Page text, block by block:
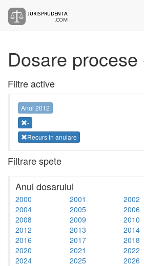
Dosare
Filtre active
Anul 2012
-
Recurs in anulare
Filtrare spete
Anul dosarului
2000 2001 2002
2004
2005 2006
2008
2009 2010
2012
2013 2014
2016
2017 2018
2020
2021 2022
2024
2025 2026